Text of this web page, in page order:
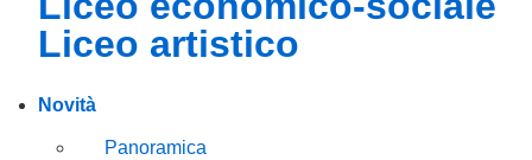
liceo artistico
Novità
Panoramica